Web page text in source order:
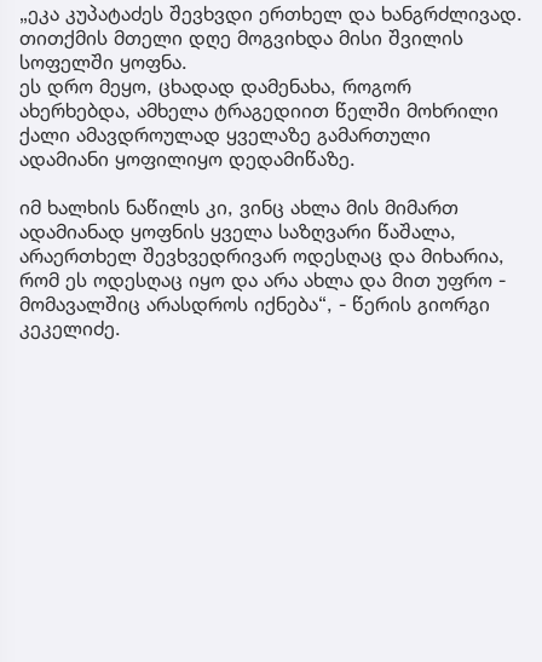
„ეკა კუპატაძეს შევხვდი ერთხელ და ხანგრძლივად.
თითქმის მთელი დღე მოგვიხდა მისი შვილის
სოფელში ყოფნა.
ეს დრო მეყო, ცხადად დამენახა, როგორ
ახერხებდა, ამხელა ტრაგედიით წელში მოხრილი
ქალი ამავდროულად ყველაზე გამართული
ადამიანი ყოფილიყო დედამიწაზე.
იმ ხალხის ნაწილს კი, ვინც ახლა მის მიმართ
ადამიანად ყოფნის ყველა საზღვარი წაშალა,
არაერთხელ შევხვედრივარ ოდესღაც და მიხარია,
რომ ეს ოდესღაც იყო და არა ახლა და მით უფრო -
მომავალშიც არასდროს იქნება“, - წერის გიორგი
კეკელიძე.